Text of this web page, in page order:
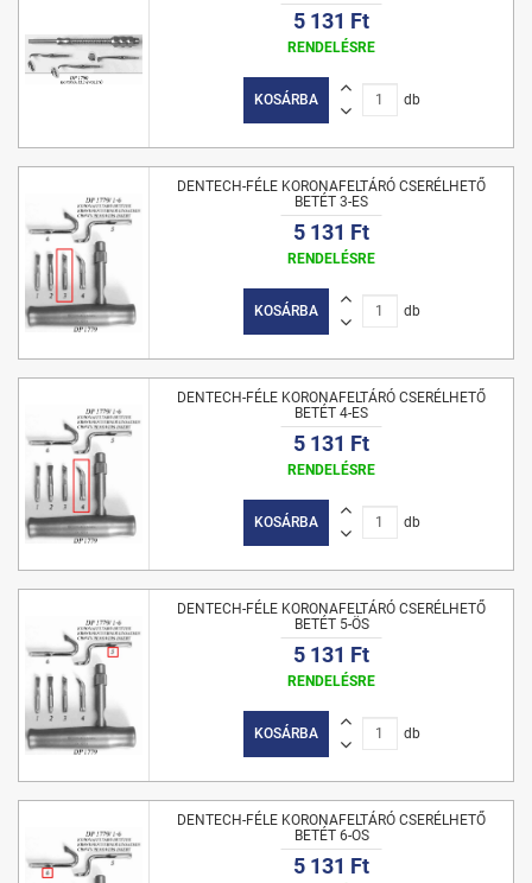
5 131 Ft
RENDELÉSRE
KOSÁRBA db
DENTECH-FÉLE KORONAFELTÁRÓ CSERÉLHETŐ
BETÉT 3-ES
5 131 Ft
RENDELÉSRE
KOSÁRBA db
DENTECH-FÉLE KORONAFELTÁRÓ CSERÉLHETŐ
BETÉT 4-ES
5 131 Ft
RENDELÉSRE
KOSÁRBA db
DENTECH-FÉLE KORONAFELTÁRÓ CSERÉLHETŐ
BETÉT 5-ÖS
5 131 Ft
RENDELÉSRE
KOSÁRBA db
DENTECH-FÉLE KORONAFELTÁRÓ CSERÉLHETŐ
BETÉT 6-OS
5 131 Ft